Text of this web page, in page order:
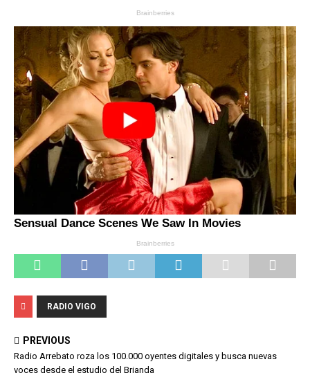
RADIO VIGO
PREVIOUS
Radio Arrebato roza los 100.000 oyentes digitales y busca nuevas
voces desde el estudio del Brianda